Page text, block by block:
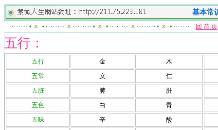
基本常
回 首 页
五行：
五行 金
木
五常
义
仁
五脏
肺
肝
五色
白
青
五味
辛
酸